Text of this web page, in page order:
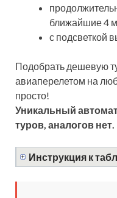
ближайшие 4
с подсветкой
Подобрать дешевую
авиаперелетом на
просто!
Уникальный
туров, аналогов нет.
Инструкция к